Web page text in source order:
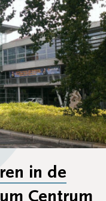
in de
Centrum